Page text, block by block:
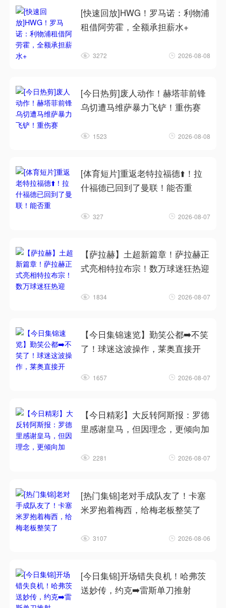
[快速回放]HWG！罗马诺：利物浦
租借阿劳霍，全额承担薪水+
3272 2026-08-08
[今日热剪]废人动作！赫塔菲前锋
乌切遭马维萨暴力飞铲！重伤赛
1523 2026-08-08
[体育短片]重返老特拉福德⬆️！拉
什福德已回到了曼联！能否重
327 2026-08-07
【萨拉赫】土超新篇章！萨拉赫正
式亮相特拉布宗！数万球迷狂热迎
1834 2026-08-07
【今日集锦速览】勤笑公都➡️不笑
了！球迷这波操作，莱奥直接开
1657 2026-08-07
【今日精彩】大反转阿斯报：罗德
里感谢皇马，但因理念，更倾向加
2281 2026-08-07
[热门集锦]老对手成队友了！卡塞
米罗抱着梅西，给梅老板整笑了
3107 2026-08-06
[今日集锦]开场错失良机！哈弗茨
送妙传，约克➡️雷斯单刀推射